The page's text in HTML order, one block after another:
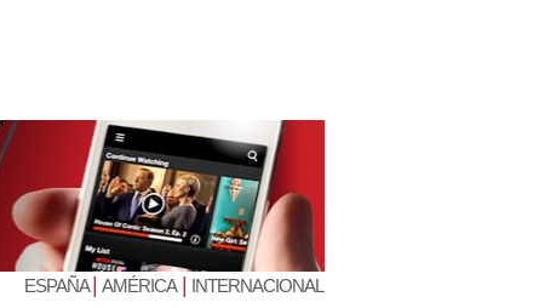
ESPAÑA| AMÉRICA| INTERNACIONAL